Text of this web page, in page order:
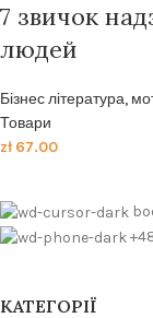
7 звичок
людей
Бізнес література,
Товари
zł 67.00
КАТЕГОРІЇ